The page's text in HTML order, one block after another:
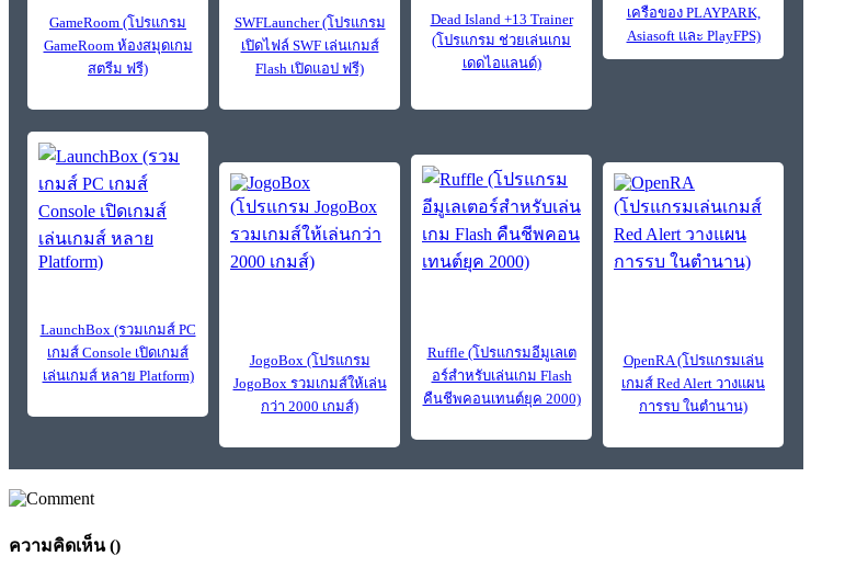
GameRoom (โปรแกรม
GameRoom ห้องสมุดเกม
สตรีม ฟรี)
SWFLauncher (โปรแกรม
เปิดไฟล์ SWF เล่นเกมส์
Flash เปิดแอป ฟรี)
Dead Island +13 Trainer
(โปรแกรม ช่วยเล่นเกม
เดดไอแลนด์)
เครือของ PLAYPARK,
Asiasoft และ PlayFPS)
LaunchBox (รวมเกมส์ PC
เกมส์ Console เปิดเกมส์
เล่นเกมส์ หลาย Platform)
JogoBox (โปรแกรม
JogoBox รวมเกมส์ให้เล่น
กว่า 2000 เกมส์)
Ruffle (โปรแกรมอีมูเลเต
อร์สำหรับเล่นเกม Flash
คืนชีพคอนเทนต์ยุค 2000)
OpenRA (โปรแกรมเล่น
เกมส์ Red Alert วางแผน
การรบ ในตำนาน)
ความคิดเห็น ()